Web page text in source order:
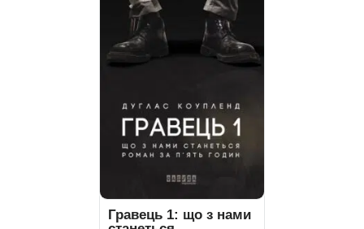
Гравець 1: що з нами